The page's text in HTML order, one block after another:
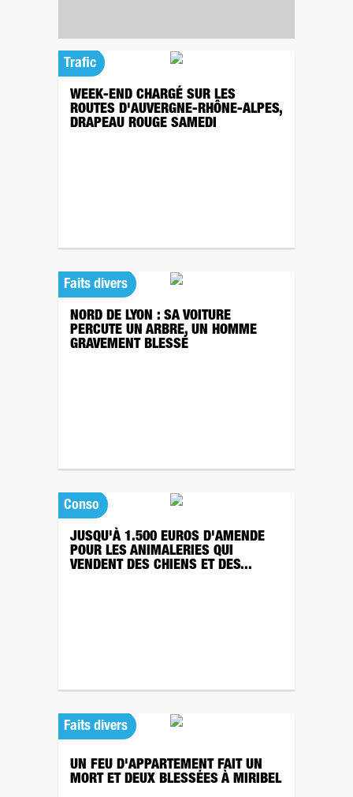
Trafic
WEEK-END CHARGÉ SUR LES
ROUTES D'AUVERGNE-RHÔNE-ALPES,
DRAPEAU ROUGE SAMEDI
Faits divers
NORD DE LYON : SA VOITURE
PERCUTE UN ARBRE, UN HOMME
GRAVEMENT BLESSÉ
Conso
JUSQU'À 1.500 EUROS D'AMENDE
POUR LES ANIMALERIES QUI
VENDENT DES CHIENS ET DES...
Faits divers
UN FEU D'APPARTEMENT FAIT UN
MORT ET DEUX BLESSÉES À MIRIBEL